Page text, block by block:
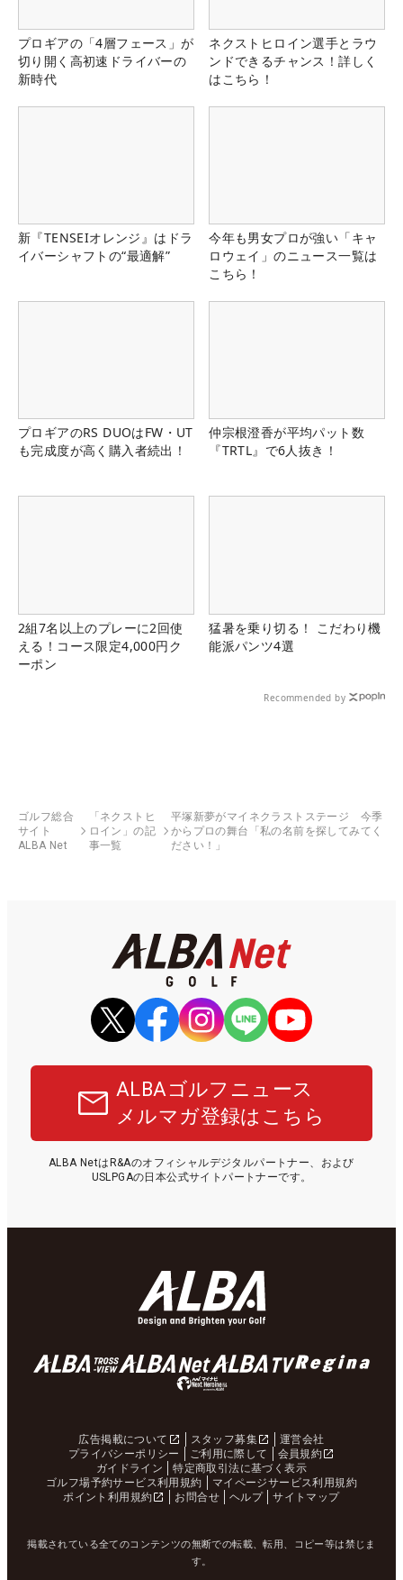
プロギアの「4層フェース」が
切り開く高初速ドライバーの
新時代
ネクストヒロイン選手とラウ
ンドできるチャンス！詳しく
はこちら！
新『TENSEIオレンジ』はドラ
イバーシャフトの“最適解”
今年も男女プロが強い「キャ
ロウェイ」のニュース一覧は
こちら！
プロギアのRS DUOはFW・UT
も完成度が高く購入者続出！
仲宗根澄香が平均パット数
『TRTL』で6人抜き！
2組7名以上のプレーに2回使
える！コース限定4,000円ク
ーポン
猛暑を乗り切る！ こだわり機
能派パンツ4選
Recommended by
ゴルフ総合
サイト
ALBA Net
「ネクストヒ
ロイン」の記
事一覧
平塚新夢がマイネクラストステージ 今季
からプロの舞台「私の名前を探してみてく
ださい！」
ALBAゴルフニュース
メルマガ登録はこちら
ALBA NetはR&Aのオフィシャルデジタルパートナー、および
USLPGAの日本公式サイトパートナーです。
広告掲載について スタッフ募集
運営会社
プライバシーポリシー
ご利用に際して
会員規約
ガイドライン
特定商取引法に基づく表示
ゴルフ場予約サービス利用規約
マイページサービス利用規約
ポイント利用規約
お問合せ ヘルプ サイトマップ
掲載されている全てのコンテンツの無断での転載、転用、コピー等は禁じま
す。